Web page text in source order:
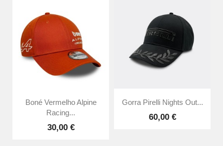
Boné Vermelho Alpine
Racing...
30,00 €
Gorra Pirelli Nights Out...
60,00 €